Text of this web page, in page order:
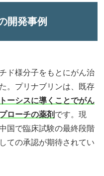
開発事例
ド様分子をもとにがん治
。プリナブリンは、既存
ーシスに導くことでがん
ローチの薬剤 です。現
国で臨床試験の最終段階
ての承認が期待されてい